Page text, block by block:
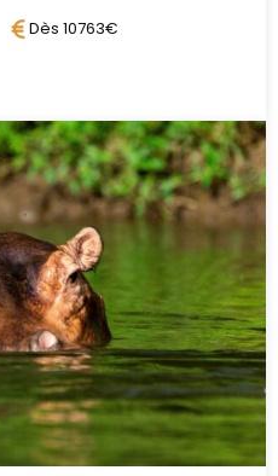
de la rivière
des réserves
petites et les plus
C’est
des plus anciennes
pays. Ce
riche en
des paysages
pittoresques
broussailles
boisées, de
Dès 10763€